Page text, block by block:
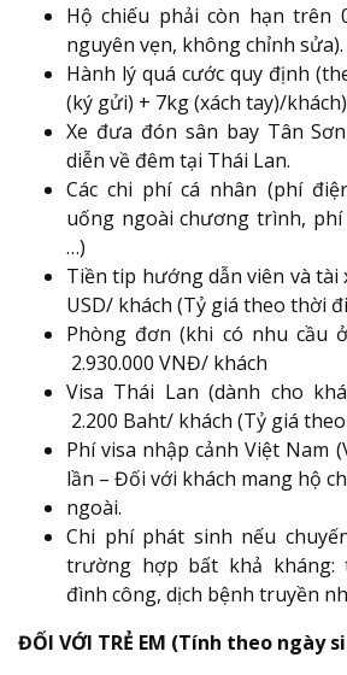
Hộ chiếu phải còn hạn trên
nguyên vẹn, không chỉnh sửa).
Hành lý quá cước quy định
(ký gửi) + 7kg (xách tay)/
Xe đưa đón sân bay Tân
diễn về đêm tại Thái Lan.
Các chi phí cá nhân (phí
uống ngoài chương trình, phí
…)
Tiền tip hướng dẫn viên và
USD/ khách (Tỷ giá theo thời
Phòng đơn (khi có nhu cầu
2.930.000 VNĐ/ khách
Visa Thái Lan (dành cho
2.200 Baht/ khách (Tỷ giá
Phí visa nhập cảnh Việt Nam
lần – Đối với khách mang hộ
ngoài.
Chi phí phát sinh nếu
trường hợp bất khả kháng:
đình công, dịch bệnh truyền
ĐỐI VỚI TRẺ EM (Tính theo ngày